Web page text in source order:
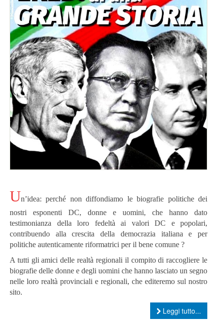
Un’idea: perché non diffondiamo le biografie politiche dei
nostri esponenti DC, donne e uomini, che hanno dato
testimonianza della loro fedeltà ai valori DC e popolari,
contribuendo alla crescita della democrazia italiana e per
politiche autenticamente riformatrici per il bene comune ?
A tutti gli amici delle realtà regionali il compito di raccogliere le
biografie delle donne e degli uomini che hanno lasciato un segno
nelle loro realtà provinciali e regionali, che editeremo sul nostro
sito.
Leggi tutto...